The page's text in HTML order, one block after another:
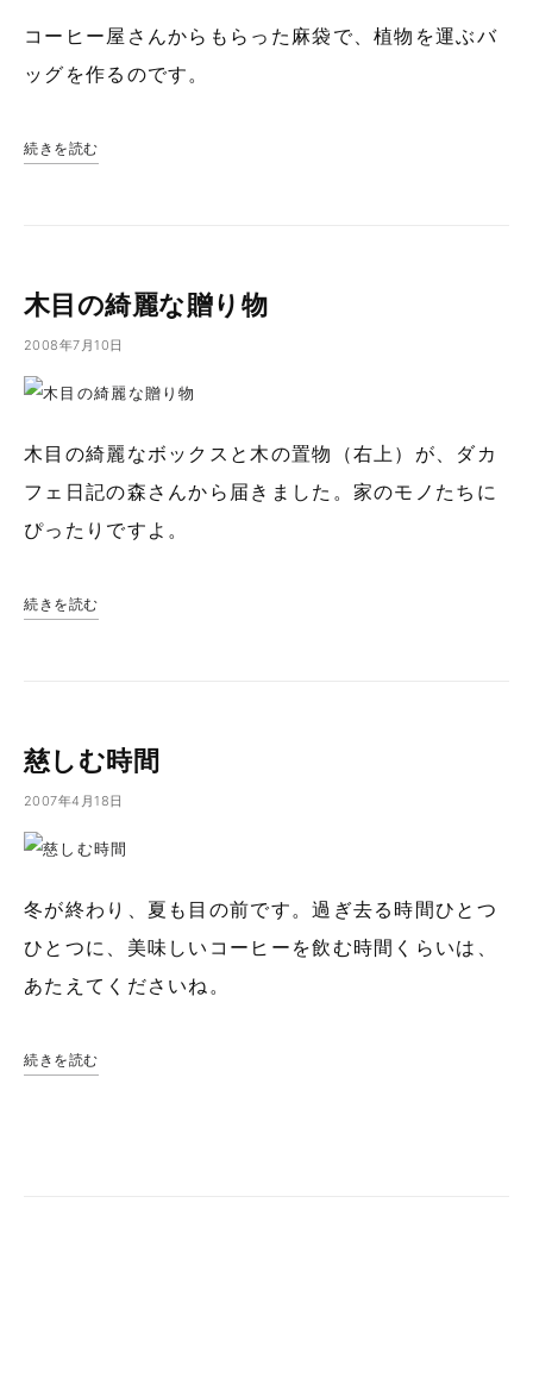
コーヒー屋さんからもらった麻袋で、植物を運ぶバ
ッグを作るのです。
続きを読む
木目の綺麗な贈り物
2008年7月10日
木目の綺麗なボックスと木の置物（右上）が、ダカ
フェ日記の森さんから届きました。家のモノたちに
ぴったりですよ。
続きを読む
慈しむ時間
2007年4月18日
冬が終わり、夏も目の前です。過ぎ去る時間ひとつ
ひとつに、美味しいコーヒーを飲む時間くらいは、
あたえてくださいね。
続きを読む